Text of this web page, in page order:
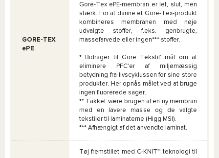
GORE-TEX
ePE
Gore-Tex ePE-membran er let, slut, men
stærk. For at danne et Gore-Tex-produkt
kombineres membranen med nøje
udvalgte stoffer, f.eks. genbrugte,
massefarvede eller ingen*** stoffer.
* Bidrager til Gore Tekstil' mål om at
eliminere PFC'er af miljømæssig
betydning fra livscyklussen for sine store
produkter. Her opnås målet ved at bruge
ingen fluorerede sager.
** Takket være brugen af en ny membran
med en lavere masse og de valgte
tekstiler til laminaterne (Higg MSI).
*** Afhængigt af det anvendte laminat.
Tøj fremstillet med C-KNIT™ teknologi til